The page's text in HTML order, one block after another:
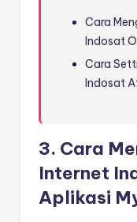
Cara
Indosat
Cara
Indosat
3. Cara
Internet
Aplikasi